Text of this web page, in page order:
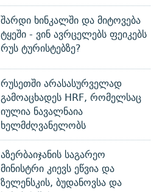
შარდი ხინკალში და მიტოვება
ტყეში - ვინ ავრცელებს ფეიკებს
რუს ტურისტებზე?
რუსეთში არასასურველად
გამოაცხადეს HRF, რომელსაც
იულია ნავალნაია
ხელმძღვანელობს
აზერბაიჯანის საგარეო
მინისტრი კიევს ეწვია და
ზელენსკის, ბუდანოვსა და